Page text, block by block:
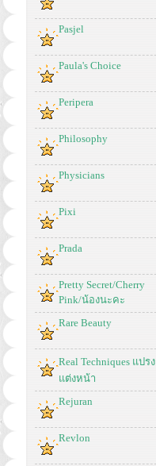
Pasjel
Paula's Choice
Peripera
Philosophy
Physicians
Pixi
Prada
Pretty Secret/Cherry
Pink/น้องนะคะ
Rare Beauty
Real Techniques แปรง
แต่งหน้า
Rejuran
Revlon